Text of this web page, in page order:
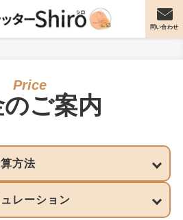
問い合わせ
ご案内
方法
レーション